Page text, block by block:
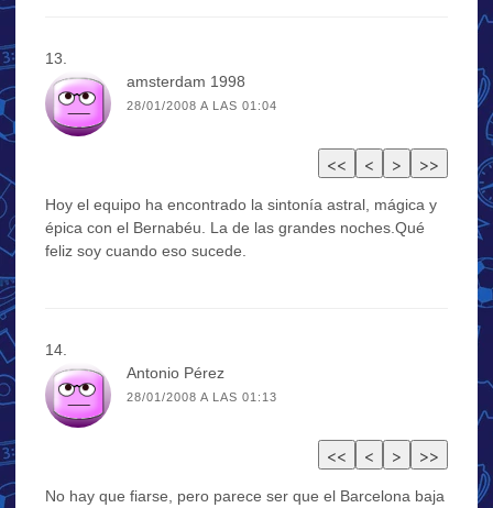
amsterdam 1998
28/01/2008 A LAS 01:04
Hoy el equipo ha encontrado la sintonía astral, mágica y
épica con el Bernabéu. La de las grandes noches.Qué
feliz soy cuando eso sucede.
Antonio Pérez
28/01/2008 A LAS 01:13
No hay que fiarse, pero parece ser que el Barcelona baja